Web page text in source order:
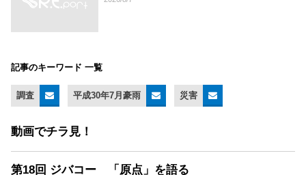
記事のキーワード 一覧
調査 平成30年7月豪雨 災害
動画でチラ見！
第18回 ジバコー 「原点」を語る